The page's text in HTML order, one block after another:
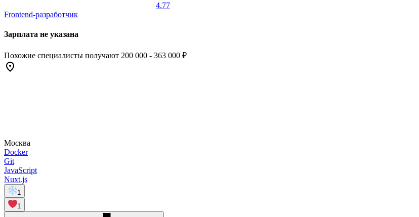
4.77
Frontend-разработчик
Зарплата не указана
Похожие специалисты получают 200 000 - 363 000 ₽
Москва
Docker
Git
JavaScript
Nuxt.js
1
1